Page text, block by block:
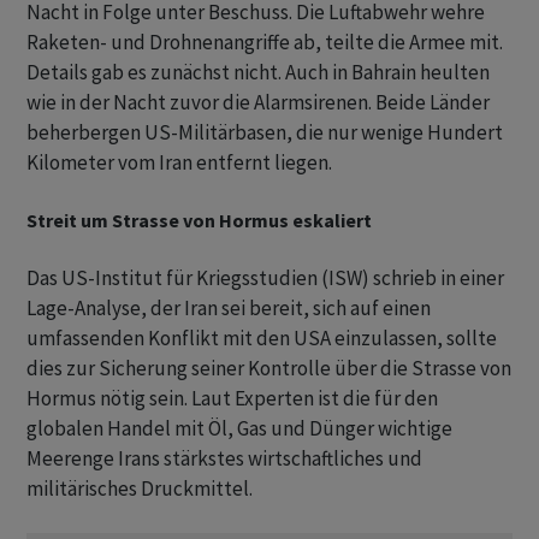
Nacht in Folge unter Beschuss. Die Luftabwehr wehre
Raketen- und Drohnenangriffe ab, teilte die Armee mit.
Details gab es zunächst nicht. Auch in Bahrain heulten
wie in der Nacht zuvor die Alarmsirenen. Beide Länder
beherbergen US-Militärbasen, die nur wenige Hundert
Kilometer vom Iran entfernt liegen.
Streit um Strasse von Hormus eskaliert
Das US-Institut für Kriegsstudien (ISW) schrieb in einer
Lage-Analyse, der Iran sei bereit, sich auf einen
umfassenden Konflikt mit den USA einzulassen, sollte
dies zur Sicherung seiner Kontrolle über die Strasse von
Hormus nötig sein. Laut Experten ist die für den
globalen Handel mit Öl, Gas und Dünger wichtige
Meerenge Irans stärkstes wirtschaftliches und
militärisches Druckmittel.